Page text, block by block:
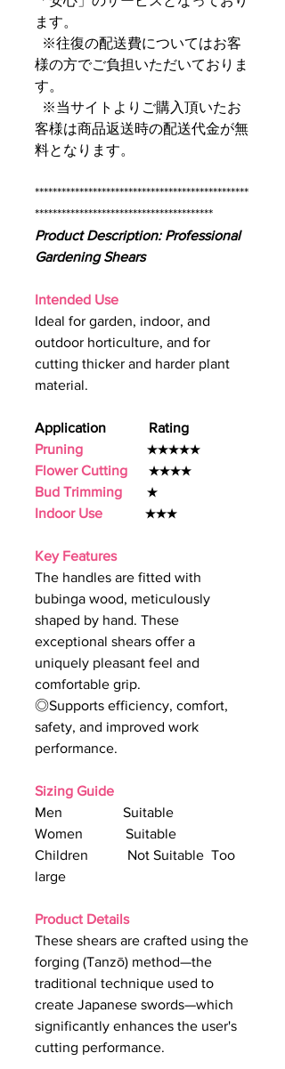
ます。
※往復の配送費についてはお客
様の方でご負担いただいておりま
す。
※当サイトよりご購入頂いたお
客様は商品返送時の配送代金が無
料となります。
************************************************
****************************************
Product Description: Professional
Gardening Shears
Intended Use
Ideal for garden, indoor, and
outdoor horticulture, and for
cutting thicker and harder plant
material.
Application Rating
Pruning
★★★★★
Flower Cutting ★★★★
Bud Trimming ★
Indoor Use ★★★
Key Features
The handles are fitted with
bubinga wood, meticulously
shaped by hand. These
exceptional shears offer a
uniquely pleasant feel and
comfortable grip.
◎Supports efficiency, comfort,
safety, and improved work
performance.
Sizing Guide
Men Suitable
Women Suitable
Children Not Suitable Too
large
Product Details
These shears are crafted using the
forging (Tanzō) method—the
traditional technique used to
create Japanese swords—which
significantly enhances the user's
cutting performance.